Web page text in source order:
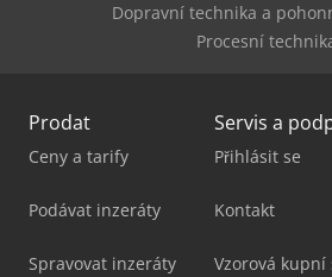
Dopravní technika a
Procesní
Prodat
Ceny a tarify
Podávat inzeráty
Spravovat inzeráty
Servis a
Přihlásit se
Kontakt
Vzorová kupní